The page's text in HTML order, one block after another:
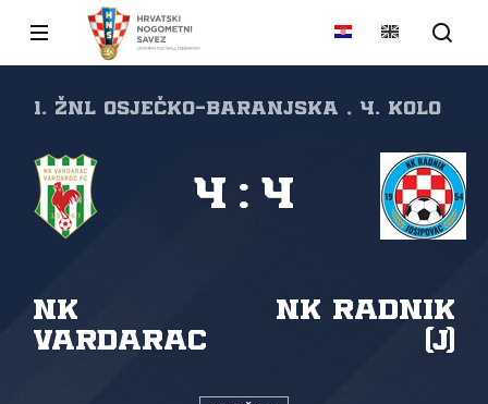
1. ŽNL Osječko-baranjska , 4. kolo
NK
Vardarac
NK Radnik
(J)
4 : 4